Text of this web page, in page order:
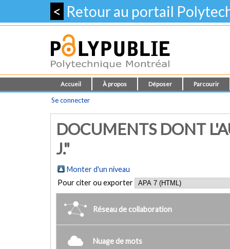
< Retour au portail
Accueil À propos Déposer Parcourir
Se connecter
DOCUMENTS DONT
J."
Monter d'un niveau
Pour citer ou exporter
Réseau de collaboration
Nuage de mots